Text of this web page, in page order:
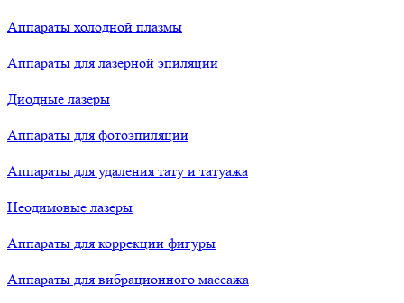
Аппараты холодной плазмы
Аппараты для лазерной эпиляции
Диодные лазеры
Аппараты для фотоэпиляции
Аппараты для удаления тату и татуажа
Неодимовые лазеры
Аппараты для коррекции фигуры
Аппараты для вибрационного массажа